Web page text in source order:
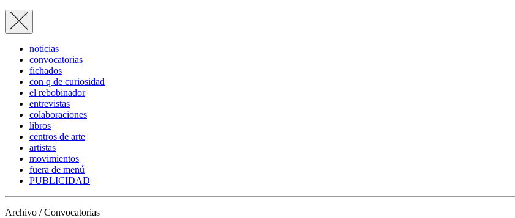
noticias
convocatorias
fichados
con q de curiosidad
el rebobinador
entrevistas
colaboraciones
libros
centros de arte
artistas
movimientos
fuera de menú
PUBLICIDAD
Archivo / Convocatorias